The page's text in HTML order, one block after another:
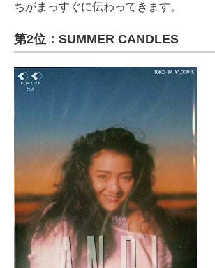
ちがまっすぐに伝わってきます。
第2位：SUMMER CANDLES